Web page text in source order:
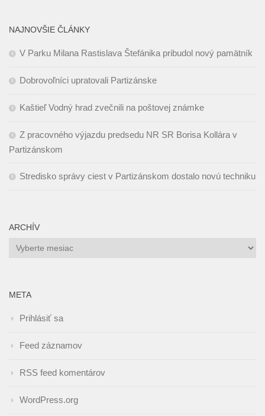
NAJNOVŠIE ČLÁNKY
V Parku Milana Rastislava Štefánika pribudol nový pamätník
Dobrovoľníci upratovali Partizánske
Kaštieľ Vodný hrad zvečnili na poštovej známke
Z pracovného výjazdu predsedu NR SR Borisa Kollára v
Partizánskom
Stredisko správy ciest v Partizánskom dostalo novú techniku
ARCHÍV
Archív
META
Prihlásiť sa
Feed záznamov
RSS feed komentárov
WordPress.org